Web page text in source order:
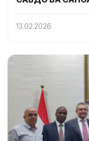
13.02.2026